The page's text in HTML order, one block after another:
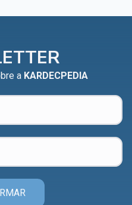
a KARDECPEDIA